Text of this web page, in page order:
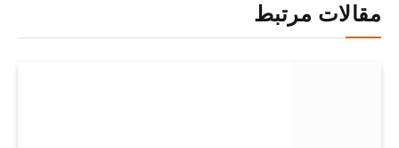
مقالات مرتبط